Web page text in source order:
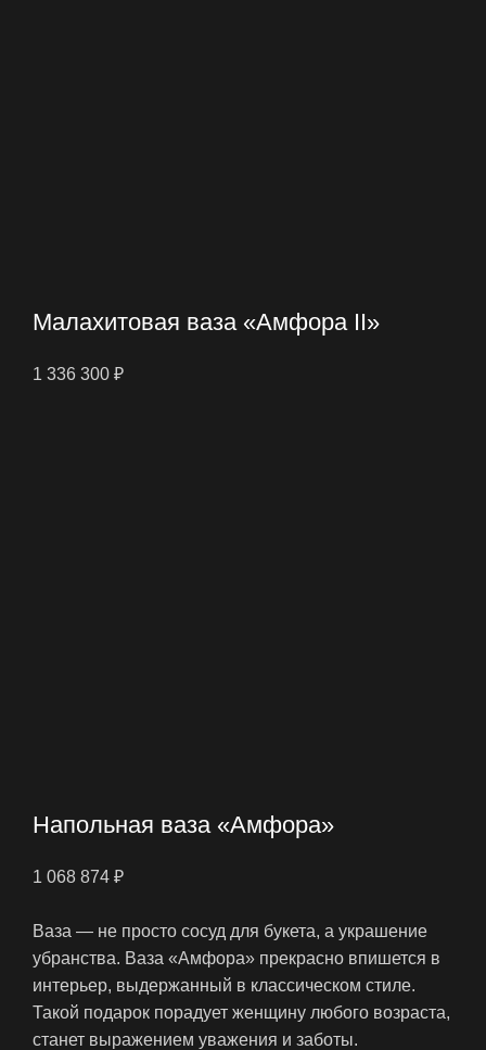
Малахитовая ваза «Амфора II»
1 336 300 ₽
Напольная ваза «Амфора»
1 068 874 ₽
Ваза — не просто сосуд для букета, а украшение
убранства. Ваза «Амфора» прекрасно впишется в
интерьер, выдержанный в классическом стиле.
Такой подарок порадует женщину любого возраста,
станет выражением уважения и заботы.